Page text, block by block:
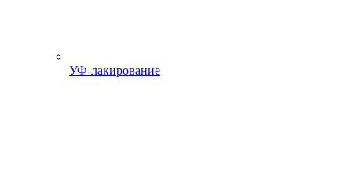
УФ-лакирование